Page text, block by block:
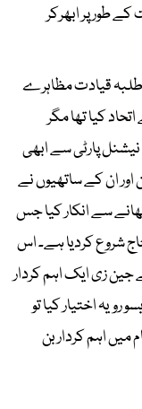
کے طور پر ابھرکر
قیادت مظاہرے
کیا تھا مگر
پارٹی سے ابھی
ان کے ساتھیوں نے
سے انکار کیا جس
شروع کردیا ہے۔ اس
زی ایک اہم کردار
رویہ اختیار کیا تو
اہم کردار بن